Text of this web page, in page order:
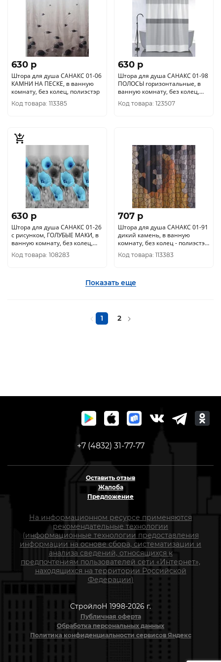
630 p
Штора для душа САНАКС 01-06
КАМНИ НА ПЕСКЕ, в ванную
комнату, без колец, полиэстэр
Код товара: 113385
630 p
Штора для душа САНАКС 01-98
ПОЛОСЫ горизонтальные, в
ванную комнату, без колец,
полиэстер 180 х180 см
Код товара: 123507
630 p
Штора для душа САНАКС 01-26
с рисунком, ГОЛУБЫЕ МАКИ, в
ванную комнату, без колец,
полиэстэр
Код товара: 108283
707 p
Штора для душа САНАКС 01-91
дикий камень, в ванную
комнату, без колец - полиэстэр,
180 х 180 см
Код товара: 113383
Показать еще
1 2
+7 (4832) 31-77-77
Оставить отзыв
Жалоба
Предложение
На информационном ресурсе применяются
рекомендательные технологии
(информационные технологии предоставления
информации на основе сбора, систематизации и
анализа сведений, относящихся к
предпочтениям пользователей сети «Интернет»,
находящихся на территории Российской
Федерации)
СтройлоН 1998-2026 г.
Публичная оферта
Обработка персональных данных
Политика конфиденциальности сервисов Яндекс